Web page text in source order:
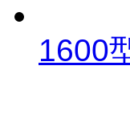
1600